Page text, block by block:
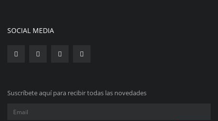
SOCIAL MEDIA
Suscríbete aquí para recibir todas las novedades